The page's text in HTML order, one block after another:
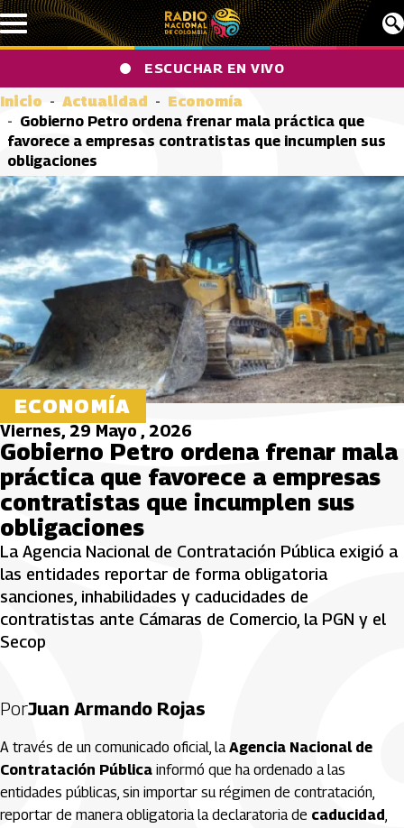
Pasar al contenido principal
ESCUCHAR EN VIVO
Inicio Actualidad
Economía
Gobierno Petro ordena frenar mala práctica que
favorece a empresas contratistas que incumplen sus
obligaciones
ECONOMÍA
Viernes, 29 Mayo , 2026
Gobierno Petro ordena frenar mala
práctica que favorece a empresas
contratistas que incumplen sus
obligaciones
La Agencia Nacional de Contratación Pública exigió a
las entidades reportar de forma obligatoria
sanciones, inhabilidades y caducidades de
contratistas ante Cámaras de Comercio, la PGN y el
Secop
PorJuan Armando Rojas
A través de un comunicado oficial, laAgencia Nacional de
Contratación Pública informó que ha ordenado a las
entidades públicas, sin importar su régimen de contratación,
reportar de manera obligatoria la declaratoria de caducidad,